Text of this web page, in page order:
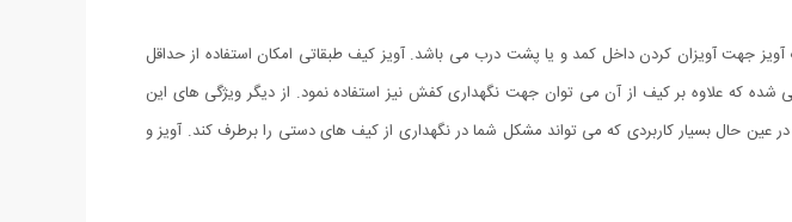
جهت آویزان کردن داخل کمد و یا پشت درب می باشد. آویز کیف طبقاتی امکان استفاده از حداقل
که علاوه بر کیف از آن می توان جهت نگهداری کفش نیز استفاده نمود. از دیگر ویژگی های این
حال بسیار کاربردی که می تواند مشکل شما در نگهداری از کیف های دستی را برطرف کند. آویز و